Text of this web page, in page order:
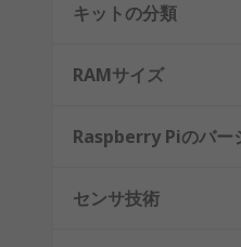
キットの分類
RAMサイズ
Raspberry Piのバー
センサ技術